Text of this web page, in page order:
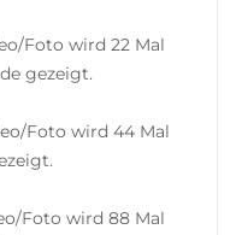
Foto wird 22 Mal
gezeigt.
Foto wird 44 Mal
Foto wird 88 Mal